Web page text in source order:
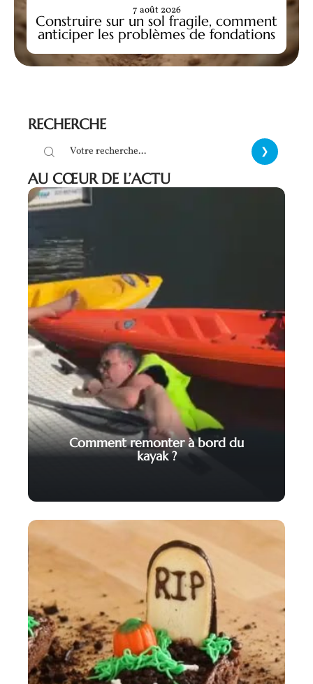
Construire sur un sol fragile, comment
anticiper les problèmes de fondations
7 août 2026
RECHERCHE
AU CŒUR DE L’ACTU
Comment remonter à bord du
kayak ?